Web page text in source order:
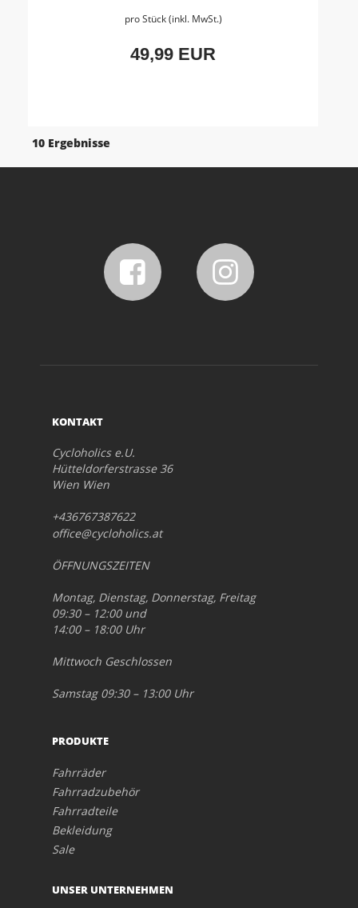
pro Stück (inkl. MwSt.)
49,99 EUR
10 Ergebnisse
KONTAKT
Cycloholics e.U.
Hütteldorferstrasse 36
Wien Wien
+436767387622
office@cycloholics.at
ÖFFNUNGSZEITEN
Montag, Dienstag, Donnerstag, Freitag
09:30 – 12:00 und
14:00 – 18:00 Uhr
Mittwoch Geschlossen
Samstag 09:30 – 13:00 Uhr
PRODUKTE
Fahrräder
Fahrradzubehör
Fahrradteile
Bekleidung
Sale
UNSER UNTERNEHMEN